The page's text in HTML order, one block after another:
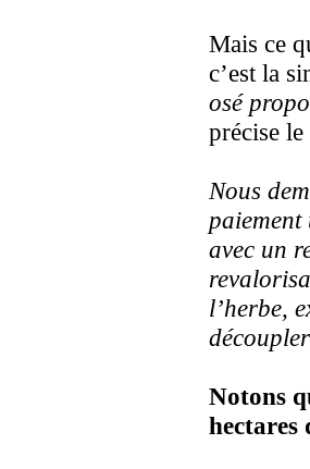
Mais ce
c’est la
osé
précise
Nous
paiement
avec un
l’herbe,
Notons
hectares